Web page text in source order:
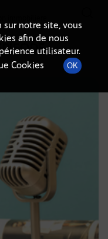
notre site, vous
afin de nous
utilisateur.
Cookies
OK